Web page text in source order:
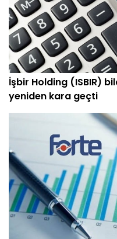
İşbir Holding (ISBIR)
yeniden kara geçti